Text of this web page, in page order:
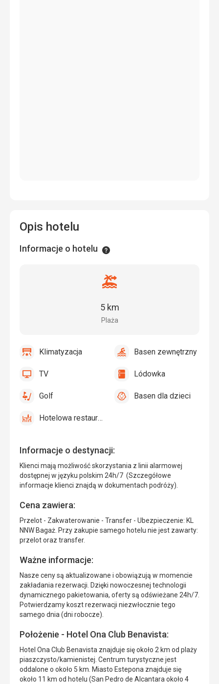
Informacje o destynacji:
Klienci mają możliwość skorzystania z linii alarmowej
dostępnej w języku polskim 24h/7 (Szczegółowe
informacje klienci znajdą w dokumentach podróży).
Cena zawiera:
Przelot - Zakwaterowanie - Transfer - Ubezpieczenie: KL
NNW Bagaż. Przy zakupie samego hotelu nie jest zawarty:
przelot oraz transfer.
Ważne informacje:
Nasze ceny są aktualizowane i obowiązują w momencie
zakładania rezerwacji. Dzięki nowoczesnej technologii
dynamicznego pakietowania, oferty są odświeżane 24h/7.
Potwierdzamy koszt rezerwacji niezwłocznie tego
samego dnia (dni robocze).
Położenie - Hotel Ona Club Benavista:
Hotel Ona Club Benavista znajduje się około 2 km od plaży
piaszczysto/kamienistej. Centrum turystyczne jest
oddalone o około 5 km. Miasto Estepona znajduje się
około 11 km od hotelu (San Pedro de Alcantara około 4
Opis hotelu
Informacje o hotelu Informacje
Odległość
plaży
Plaża
5 km
Klimatyzacja
Klimatyzacja
tak
BasenBasen zewnętrzny
tak
TV TV
tak LódowkaLódowka
tak
Golf Golf
tak
BasenBasen dla dzieci
tak
Hotelowa
Hotelowa restauracja
tak